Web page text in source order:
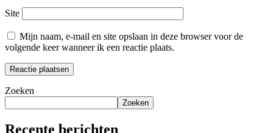
Site
Mijn naam, e-mail en site opslaan in deze browser voor de
volgende keer wanneer ik een reactie plaats.
Zoeken
Zoeken
Recente berichten